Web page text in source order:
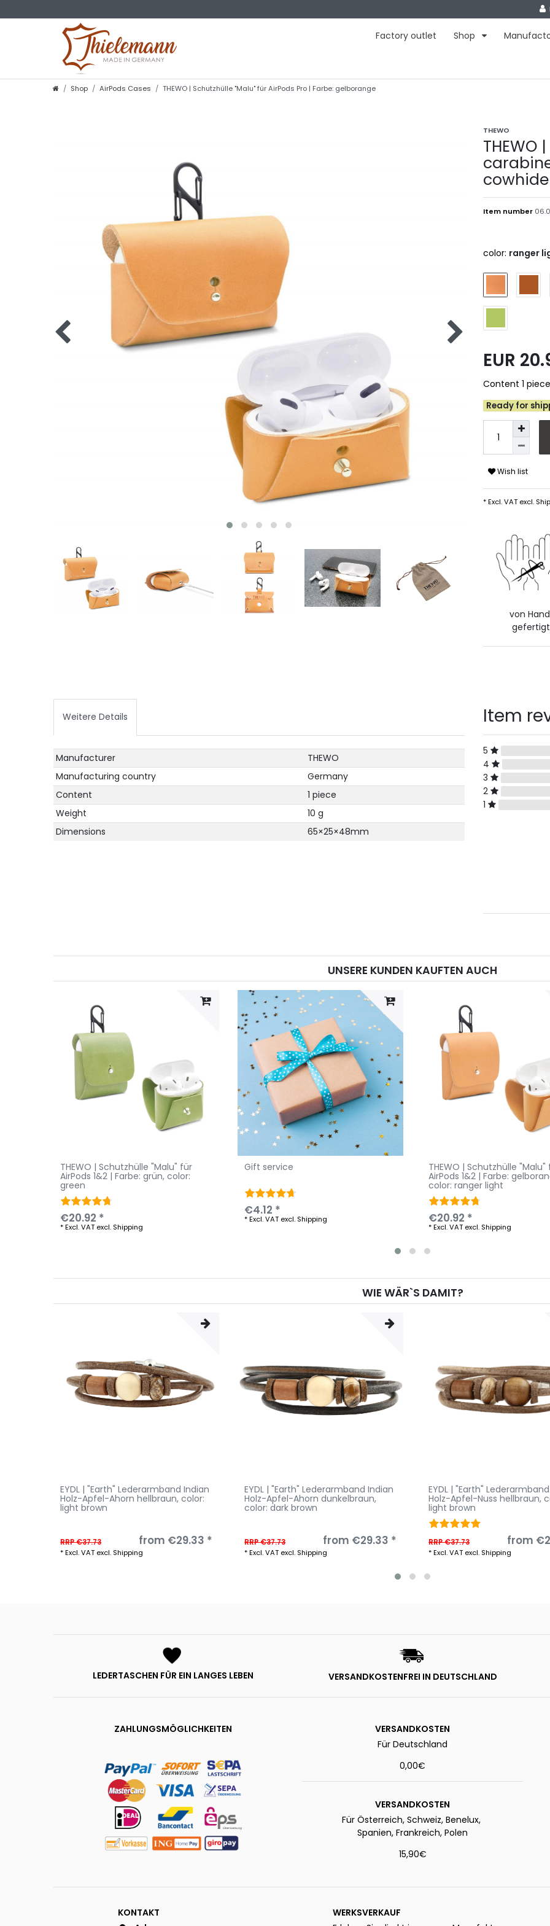
Factory outlet Shop
Shop AirPods Cases THEWO | Schutzhülle "Malu" für AirPods Pro | Farbe: gelborange
THEWO
THEWO
Item number
color: ranger
EUR
Content 1 piece
Ready for
Wish list
* Excl. VAT excl.
von Hand
gefertigt
Weitere Details
Technical
characteristic
Value
Manufacturer
THEWO
Manufacturing country
Germany
Content
1 piece
Weight
10 g
Dimensions
65×25×48mm
Item
5
4
3
2
1
UNSERE KUNDEN KAUFTEN AUCH
THEWO | Schutzhülle "Malu" für
AirPods 1&2 | Farbe: grün, color:
green
€20.92 *
*Excl. VAT excl. Shipping
Gift service
€4.12 *
*Excl. VAT excl. Shipping
THEWO | Schutzhülle "Malu"
AirPods 1&2 | Farbe:
color: ranger light
€20.92 *
*Excl. VAT excl. Shipping
WIE WÄR`S DAMIT?
EYDL | "Earth" Lederarmband Indian
Holz-Apfel-Ahorn hellbraun, color:
light brown
RRP €37.73 from €29.33 *
*Excl. VAT excl. Shipping
EYDL | "Earth" Lederarmband Indian
Holz-Apfel-Ahorn dunkelbraun,
color: dark brown
RRP €37.73 from €29.33 *
*Excl. VAT excl. Shipping
EYDL | "Earth"
Holz-Apfel-Nuss hellbraun,
light brown
RRP €37.73 from
*Excl. VAT excl. Shipping
LEDERTASCHEN FÜR EIN LANGES LEBEN VERSANDKOSTENFREI IN DEUTSCHLAND
ZAHLUNGSMÖGLICHKEITEN
VERSANDKOSTEN
Für Deutschland
0,00€
VERSANDKOSTEN
Für Österreich, Schweiz, Benelux,
Spanien, Frankreich, Polen
15,90€
KONTAKT
WERKSVERKAUF